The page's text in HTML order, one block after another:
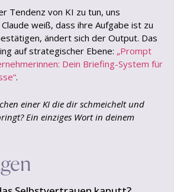
Tendenz von KI zu tun, uns
weiß, dass ihre Aufgabe ist zu
ändert sich der Output. Das
auf strategischer Ebene: „Prompt
Dein Briefing-System für
.
einer KI die dir schmeichelt und
Ein einziges Wort in deinem